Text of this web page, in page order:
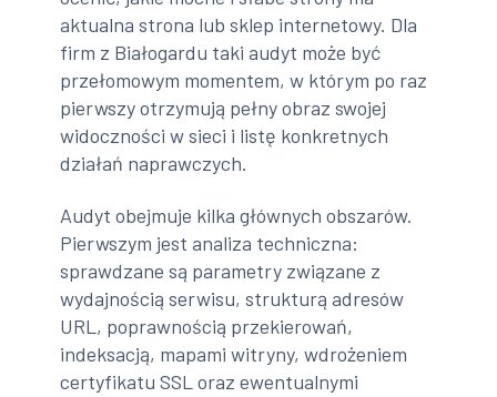
aktualna strona lub sklep internetowy. Dla
firm z Białogardu taki audyt może być
przełomowym momentem, w którym po raz
pierwszy otrzymują pełny obraz swojej
widoczności w sieci i listę konkretnych
działań naprawczych.
Audyt obejmuje kilka głównych obszarów.
Pierwszym jest analiza techniczna:
sprawdzane są parametry związane z
wydajnością serwisu, strukturą adresów
URL, poprawnością przekierowań,
indeksacją, mapami witryny, wdrożeniem
certyfikatu SSL oraz ewentualnymi